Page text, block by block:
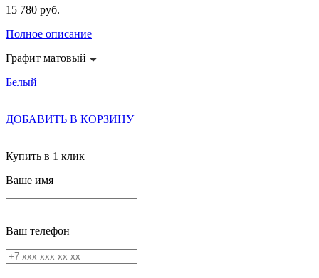
15 780 руб.
Полное описание
Графит матовый
Белый
ДОБАВИТЬ В КОРЗИНУ
Купить в 1 клик
Ваше имя
Ваш телефон